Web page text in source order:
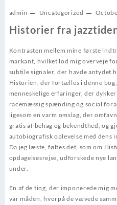
admin Uncategorized
Historier fra
Kontrasten mellem mine første
markant, hvilket lod mig overveje
subtile signaler, der havde antydet
Historien, der fortælles i denne
menneskelige erfaringer, der
racemæssig spænding og social
ligesom en varm omslag, der
gratis af behag og bekendthed, og
autobiografisk oplevelse med dens
Da jeg læste, føltes det, som om
opdagelsesrejse, udforskede nye
under.
En af de ting, der imponerede mig
var måden, hvorpå de vævede